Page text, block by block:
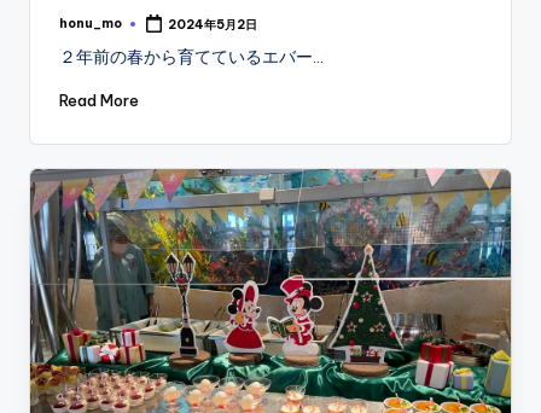
Posted
honu_mo 2024年5月2日
２年前の春から育てているエバー…
Read More